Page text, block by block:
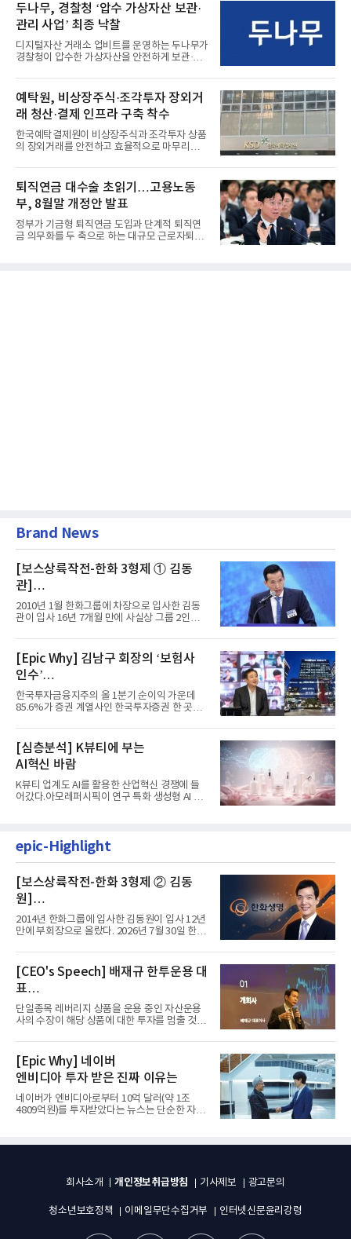
두나무, 경찰청 ‘압수 가상자산 보관·
관리 사업’ 최종 낙찰
디지털자산 거래소 업비트를 운영하는 두나무가
경찰청이 압수한 가상자산을 안전하게 보관·관
예탁원, 비상장주식·조각투자 장외거
래 청산·결제 인프라 구축 착수
한국예탁결제원이 비상장주식과 조각투자 상품
의 장외거래를 안전하고 효율적으로 마무리하기
퇴직연금 대수술 초읽기…고용노동
부, 8월말 개정안 발표
정부가 기금형 퇴직연금 도입과 단계적 퇴직연
금 의무화를 두 축으로 하는 대규모 근로자퇴직
Brand News
[보스상륙작전-한화 3형제 ① 김동
관]
입사 16년 만에 수석부회장 … 경영승
계 ‘초읽기’
2010년 1월 한화그룹에 차장으로 입사한 김동
관이 입사 16년 7개월 만에 사실상 그룹 2인자
[Epic Why] 김남구 회장의 ‘보험사
인수’
발걸음이 신중해진 배경은?
한국투자금융지주의 올 1분기 순이익 가운데
85.6%가 증권 계열사인 한국투자증권 한 곳에
[심층분석] K뷰티에 부는
AI혁신 바람
K뷰티 업계도 AI를 활용한 산업혁신 경쟁에 들
어갔다.아모레퍼시픽이 연구 특화 생성형 AI 플
epic-Highlight
[보스상륙작전-한화 3형제 ② 김동
원]
입사 12년 만에 금융계열 수장 등극
2014년 한화그룹에 입사한 김동원이 입사 12년
만에 부회장으로 올랐다. 2026년 7월 30일 한화
[CEO's Speech] 배재규 한투운용 대
표
“개별종목 레버리지 투자 지금이라도
멈춰라”
단일종목 레버리지 상품을 운용 중인 자산운용
사의 수장이 해당 상품에 대한 투자를 멈출 것을
[Epic Why] 네이버
엔비디아 투자 받은 진짜 이유는
네이버가 엔비디아로부터 10억 달러(약 1조
4809억원)를 투자받았다는 뉴스는 단순한 자금
회사소개 개인정보취급방침 기사제보 광고문의
청소년보호정책 이메일무단수집거부 인터넷신문윤리강령